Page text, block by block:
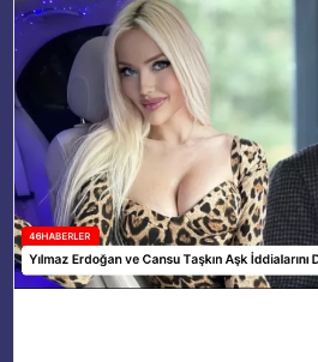
EĞITIM
MAGAZIN
SPOR
YAŞAM